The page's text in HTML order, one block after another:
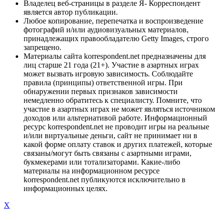
Владелец веб-страницы в разделе Я- Корреспондент
является автор публикации.
Любое копирование, перепечатка и воспроизведение
фотографий и/или аудиовизуальных материалов,
принадлежащих правообладателю Getty Images, строго
запрещено.
Материалы сайта korrespondent.net предназначены для
лиц старше 21 года (21+). Участие в азартных играх
может вызвать игровую зависимость. Соблюдайте
правила (принципы) ответственной игры. При
обнаружении первых признаков зависимости
немедленно обратитесь к специалисту. Помните, что
участие в азартных играх не может являться источником
доходов или альтернативой работе. Информационный
ресурс korrespondent.net не проводит игры на реальные
и/или виртуальные деньги, сайт не принимает ни в
какой форме оплату ставок и других платежей, которые
связаны/могут быть связаны с азартными играми,
букмекерами или тотализаторами. Какие-либо
материалы на информационном ресурсе
korrespondent.net публикуются исключительно в
информационных целях.
X